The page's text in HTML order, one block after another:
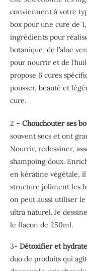
conviennent à votre
box pour une cure de
ingrédients pour
botanique, de l’aloe
pour nourrir et de
propose 6 cures
pousser, beauté et
cure.
2 – Chouchouter ses
souvent secs et ont
Nourrir, redessiner,
shampoing doux.
en kératine végétale,
structure joliment les
on peut aussi utiliser
ultra naturel. Je
le flacon de 250ml.
3- Détoxifier et
duo de produits qui